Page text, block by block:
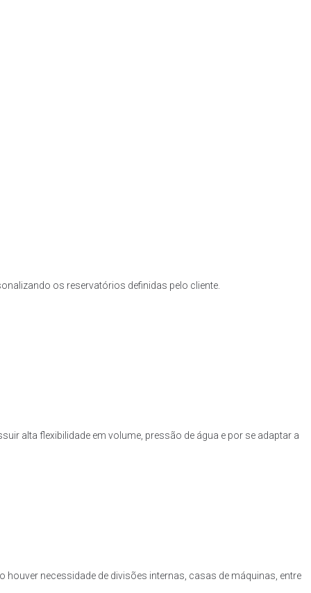
os reservatórios definidas pelo cliente.
alta flexibilidade em volume, pressão de água e por se adaptar a
necessidade de divisões internas, casas de máquinas, entre